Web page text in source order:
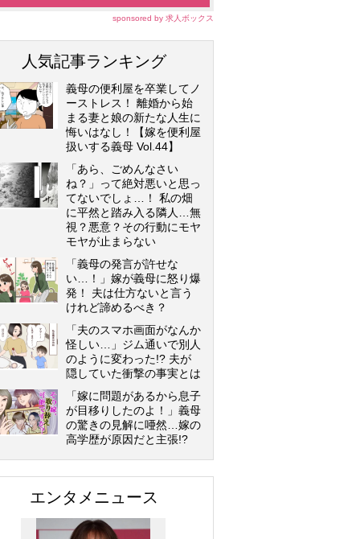
sponsored by 求人ボックス
人気記事ランキング
義母の便利屋を卒業してノ
ーストレス！ 離婚から始
まる妻と娘の新たな人生に
悔いはなし！【嫁を便利屋
扱いする義母 Vol.44】
「あら、ごめんなさい
ね？」って絶対悪いと思っ
てないでしょ…！ 私の畑
に平然と踏み入る隣人…無
視？悪意？その行動にモヤ
モヤが止まらない
「義母の発言が許せな
い…！」嫁が義母に怒り爆
発！ 夫は仕方ないと言う
けれど諦めるべき？
「夫のスマホ画面がなんか
怪しい…」ジム通いで別人
のように変わった!? 夫が
隠していた衝撃の事実とは
「嫁に問題があるから息子
が目移りしたのよ！」義母
の驚きの見解に唖然…嫁の
高学歴が原因だと主張!?
エンタメニュース